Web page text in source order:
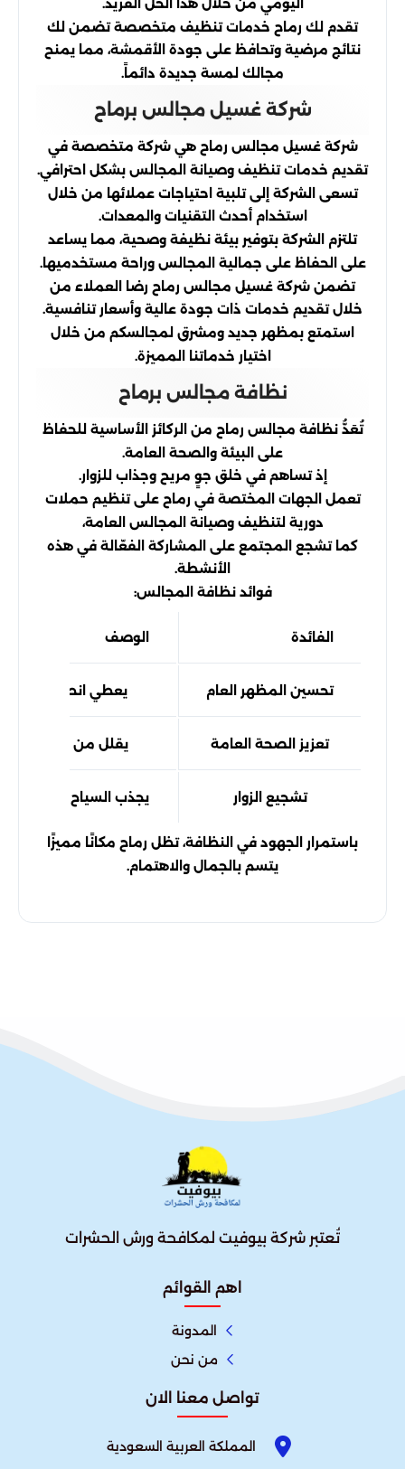
اليومي من خلال هذا الحل الفريد.
تقدم لك رماح خدمات تنظيف متخصصة تضمن لك
نتائج مرضية وتحافظ على جودة الأقمشة، مما يمنح
مجالك لمسة جديدة دائماً.
شركة غسيل مجالس برماح
شركة غسيل مجالس رماح هي شركة متخصصة في
تقديم خدمات تنظيف وصيانة المجالس بشكل احترافي.
تسعى الشركة إلى تلبية احتياجات عملائها من خلال
استخدام أحدث التقنيات والمعدات.
تلتزم الشركة بتوفير بيئة نظيفة وصحية، مما يساعد
على الحفاظ على جمالية المجالس وراحة مستخدميها.
تضمن شركة غسيل مجالس رماح رضا العملاء من
خلال تقديم خدمات ذات جودة عالية وأسعار تنافسية.
استمتع بمظهر جديد ومشرق لمجالسكم من خلال
اختيار خدماتنا المميزة.
نظافة مجالس برماح
تُعَدُّ نظافة مجالس رماح من الركائز الأساسية للحفاظ
على البيئة والصحة العامة.
إذ تساهم في خلق جوٍ مريح وجذاب للزوار.
تعمل الجهات المختصة في رماح على تنظيم حملات
دورية لتنظيف وصيانة المجالس العامة،
كما تشجع المجتمع على المشاركة الفعّالة في هذه
الأنشطة.
فوائد نظافة المجالس:
الفائدة الوصف
تحسين المظهر العام يعطي انطباعاً
تعزيز الصحة العامة يقلل من انتشار
تشجيع الزوار يجذب السياح والمقيمين
باستمرار الجهود في النظافة، تظل رماح مكانًا مميزًا
يتسم بالجمال والاهتمام.
تُعتبر شركة بيوفيت لمكافحة ورش الحشرات
اهم القوائم
المدونة
من نحن
تواصل معنا الان
المملكة العربية السعودية